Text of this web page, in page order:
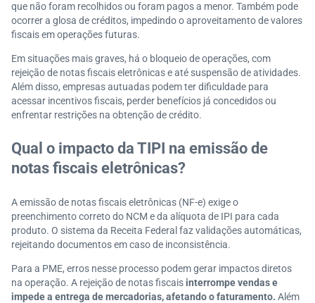
que não foram recolhidos ou foram pagos a menor. Também pode
ocorrer a glosa de créditos, impedindo o aproveitamento de valores
fiscais em operações futuras.
Em situações mais graves, há o bloqueio de operações, com
rejeição de notas fiscais eletrônicas e até suspensão de atividades.
Além disso, empresas autuadas podem ter dificuldade para
acessar incentivos fiscais, perder benefícios já concedidos ou
enfrentar restrições na obtenção de crédito.
Qual o impacto da TIPI na emissão de
notas fiscais eletrônicas?
A emissão de notas fiscais eletrônicas (NF-e) exige o
preenchimento correto do NCM e da alíquota de IPI para cada
produto. O sistema da Receita Federal faz validações automáticas,
rejeitando documentos em caso de inconsistência.
Para a PME, erros nesse processo podem gerar impactos diretos
na operação. A rejeição de notas fiscais interrompe vendas e
impede a entrega de mercadorias, afetando o faturamento. Além